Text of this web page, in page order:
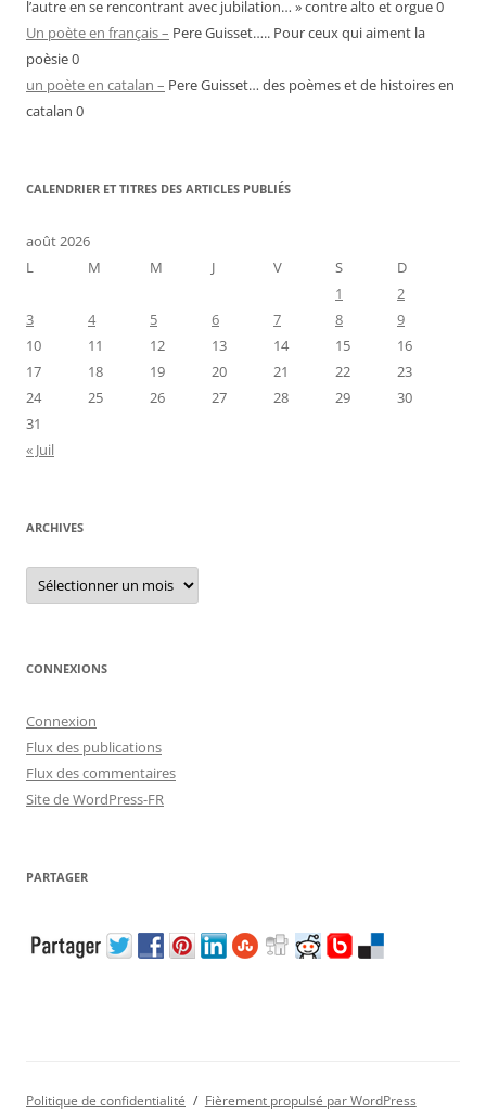
l’autre en se rencontrant avec jubilation… » contre alto et orgue 0
Un poète en français – Pere Guisset….. Pour ceux qui aiment la
poèsie 0
un poète en catalan – Pere Guisset… des poèmes et de histoires en
catalan 0
CALENDRIER ET TITRES DES ARTICLES PUBLIÉS
août 2026
L
M M J V S
D
1
2
3
4 5 6 7 8
9
10
11 12 13 14 15
16
17
18 19 20 21 22
23
24
25 26 27 28 29
30
31
« Juil
ARCHIVES
Archives
CONNEXIONS
Connexion
Flux des publications
Flux des commentaires
Site de WordPress-FR
PARTAGER
Politique de confidentialité Fièrement propulsé par WordPress